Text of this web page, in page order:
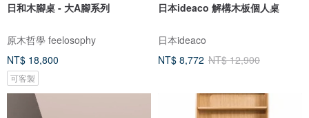
日和木腳桌 - 大A腳系列
原木哲學 feelosophy
NT$ 18,800
可客製
日本ideaco 解構木板個人桌
日本ideaco
NT$ 8,772 NT$ 12,900